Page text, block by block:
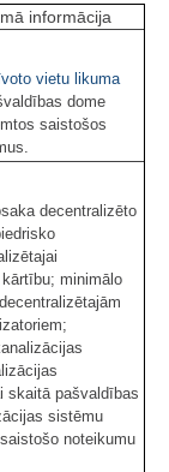
informācija
vietu likuma
dome
saistošos
decentralizēto
minimālo
skaitā pašvaldības
sistēmu
noteikumu